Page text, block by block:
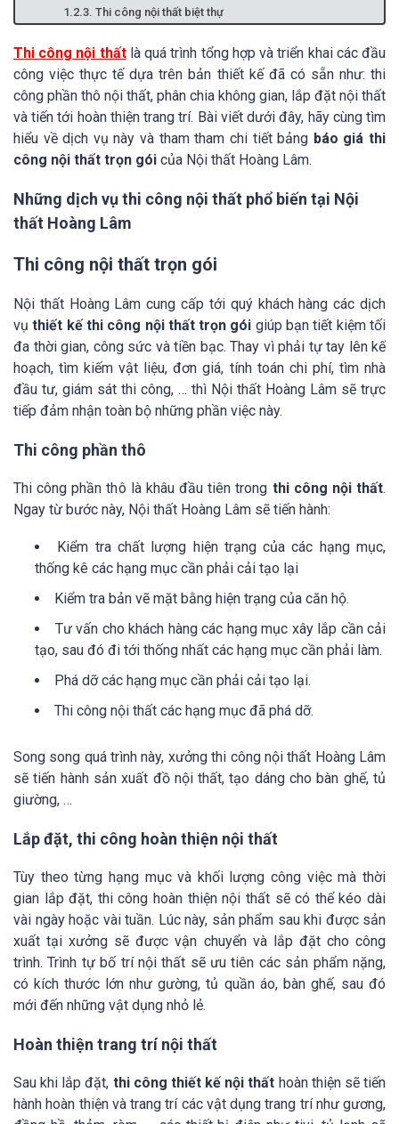
Thi công nội thất biệt thự
Thi công nội thấtlà quá trình tổng hợp và triển khai các đầu
công việc thực tế dựa trên bản thiết kế đã có sẵn như: thi
công phần thô nội thất, phân chia không gian, lắp đặt nội thất
và tiến tới hoàn thiện trang trí. Bài viết dưới đây, hãy cùng tìm
hiểu về dịch vụ này và tham tham chi tiết bảng báo giá thi
công nội thất trọn gói của Nội thất Hoàng Lâm.
Những dịch vụ thi công nội thất phổ biến tại Nội
thất Hoàng Lâm
Thi công nội thất trọn gói
Nội thất Hoàng Lâm cung cấp tới quý khách hàng các dịch
vụthiết kế thi công nội thất trọn gói giúp bạn tiết kiệm tối
đa thời gian, công sức và tiền bạc. Thay vì phải tự tay lên kế
hoạch, tìm kiếm vật liệu, đơn giá, tính toán chi phí, tìm nhà
đầu tư, giám sát thi công, … thì Nội thất Hoàng Lâm sẽ trực
tiếp đảm nhận toàn bộ những phần việc này.
Thi công phần thô
Thi công phần thô là khâu đầu tiên trong thi công nội thất.
Ngay từ bước này, Nội thất Hoàng Lâm sẽ tiến hành:
Kiểm tra chất lượng hiện trạng của các hạng mục,
thống kê các hạng mục cần phải cải tạo lại
Kiểm tra bản vẽ mặt bằng hiện trạng của căn hộ.
Tư vấn cho khách hàng các hạng mục xây lắp cần cải
tạo, sau đó đi tới thống nhất các hạng mục cần phải làm.
Phá dỡ các hạng mục cần phải cải tạo lại.
Thi công nội thất các hạng mục đã phá dỡ.
Song song quá trình này, xưởng thi công nội thất Hoàng Lâm
sẽ tiến hành sản xuất đồ nội thất, tạo dáng cho bàn ghế, tủ
giường, …
Lắp đặt, thi công hoàn thiện nội thất
Tùy theo từng hạng mục và khối lượng công việc mà thời
gian lắp đặt, thi công hoàn thiện nội thất sẽ có thể kéo dài
vài ngày hoặc vài tuần. Lúc này, sản phẩm sau khi được sản
xuất tại xưởng sẽ được vận chuyển và lắp đặt cho công
trình. Trình tự bố trí nội thất sẽ ưu tiên các sản phẩm nặng,
có kích thước lớn như gường, tủ quần áo, bàn ghế, sau đó
mới đến những vật dụng nhỏ lẻ.
Hoàn thiện trang trí nội thất
Sau khi lắp đặt, thi công thiết kế nội thất hoàn thiện sẽ tiến
hành hoàn thiện và trang trí các vật dụng trang trí như gương,